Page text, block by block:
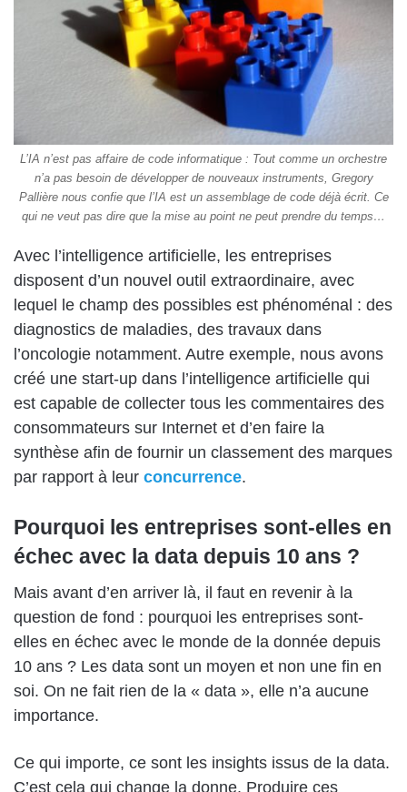
L’IA n’est pas affaire de code informatique : Tout comme un orchestre
n’a pas besoin de développer de nouveaux instruments, Gregory
Pallière nous confie que l’IA est un assemblage de code déjà écrit. Ce
qui ne veut pas dire que la mise au point ne peut prendre du temps…
Avec l’intelligence artificielle, les entreprises
disposent d’un nouvel outil extraordinaire, avec
lequel le champ des possibles est phénoménal : des
diagnostics de maladies, des travaux dans
l’oncologie notamment. Autre exemple, nous avons
créé une start-up dans l’intelligence artificielle qui
est capable de collecter tous les commentaires des
consommateurs sur Internet et d’en faire la
synthèse afin de fournir un classement des marques
par rapport à leur concurrence.
Pourquoi les entreprises sont-elles en
échec avec la data depuis 10 ans ?
Mais avant d’en arriver là, il faut en revenir à la
question de fond : pourquoi les entreprises sont-
elles en échec avec le monde de la donnée depuis
10 ans ? Les data sont un moyen et non une fin en
soi. On ne fait rien de la « data », elle n’a aucune
importance.
Ce qui importe, ce sont les insights issus de la data.
C’est cela qui change la donne. Produire ces